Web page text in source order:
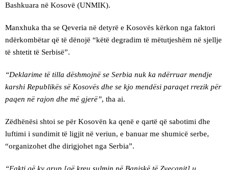
Bashkuara në Kosovë (UNMIK).
Manxhuka tha se Qeveria në detyrë e Kosovës kërkon nga faktori
ndërkombëtar që të dënojë “këtë degradim të mëtutjeshëm në sjellje
të shtetit të Serbisë”.
“Deklarime të tilla dëshmojnë se Serbia nuk ka ndërruar mendje
karshi Republikës së Kosovës dhe se kjo mendësi paraqet rrezik për
paqen në rajon dhe më gjerë”, tha ai.
Zëdhënësi shtoi se për Kosovën ka qenë e qartë që sabotimi dhe
luftimi i sundimit të ligjit në veriun, e banuar me shumicë serbe,
“organizohet dhe dirigjohet nga Serbia”.